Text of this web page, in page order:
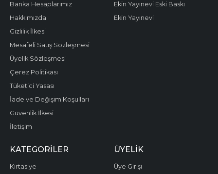
Banka Hesaplarımız
Hakkımızda
Gizlilik İlkesi
Mesafeli Satış Sözleşmesi
Üyelik Sözleşmesi
Çerez Politikası
Tüketici Yasası
İade ve Değişim Koşulları
Güvenlik İlkesi
İletişim
Ekin Yayınevi Eski Baskı
Ekin Yayınevi
KATEGORILER
Kırtasiye
ÜYELIK
Üye Girişi